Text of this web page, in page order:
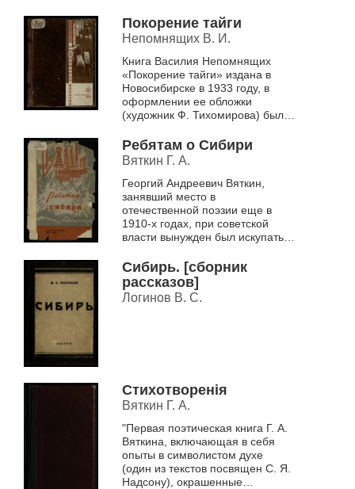
на линолеуме художником К.Я.
Барановым. В книгу вошли из...
Покорение тайги
Непомнящих В. И.
Книга Василия Непомнящих
«Покорение тайги» издана в
Новосибирске в 1933 году, в
оформлении ее обложки
(художник Ф. Тихомирова) были
фотография вереницы
тракторов с...
Ребятам о Сибири
Вяткин Г. А.
Георгий Андреевич Вяткин,
занявший место в
отечественной поэзии еще в
1910-х годах, при советской
власти вынужден был искупать
прессе в годы гражданской
войны. Детская лите...
Сибирь. [сборник
рассказов]
Логинов В. С.
Стихотворенiя
Вяткин Г. А.
"Первая поэтическая книга Г. А.
Вяткина, включающая в себя
опыты в символистом духе
(один из текстов посвящен С. Я.
Надсону), окрашенные